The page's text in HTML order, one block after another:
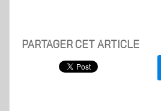
PARTAGER CET ARTICLE